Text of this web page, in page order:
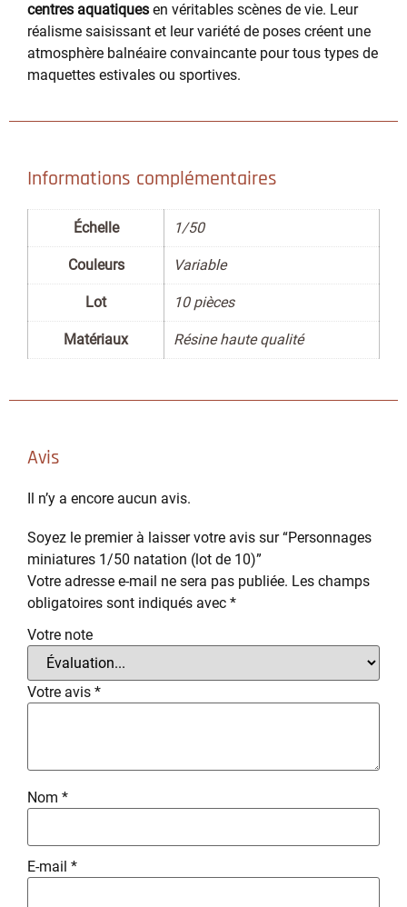
centres aquatiques en véritables scènes de vie. Leur
réalisme saisissant et leur variété de poses créent une
atmosphère balnéaire convaincante pour tous types de
maquettes estivales ou sportives.
Informations complémentaires
Échelle 1/50
Couleurs Variable
Lot 10 pièces
Matériaux Résine haute qualité
Avis
Il n’y a encore aucun avis.
Soyez le premier à laisser votre avis sur “Personnages
miniatures 1/50 natation (lot de 10)”
Votre adresse e-mail ne sera pas publiée. Les champs
obligatoires sont indiqués avec *
Votre note
Votre avis *
Nom *
E-mail *